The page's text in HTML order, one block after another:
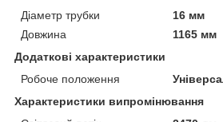
Діаметр трубки
16 мм
Довжина
1165 мм
Додаткові характеристики
Робоче положення
Характеристики випромінювання